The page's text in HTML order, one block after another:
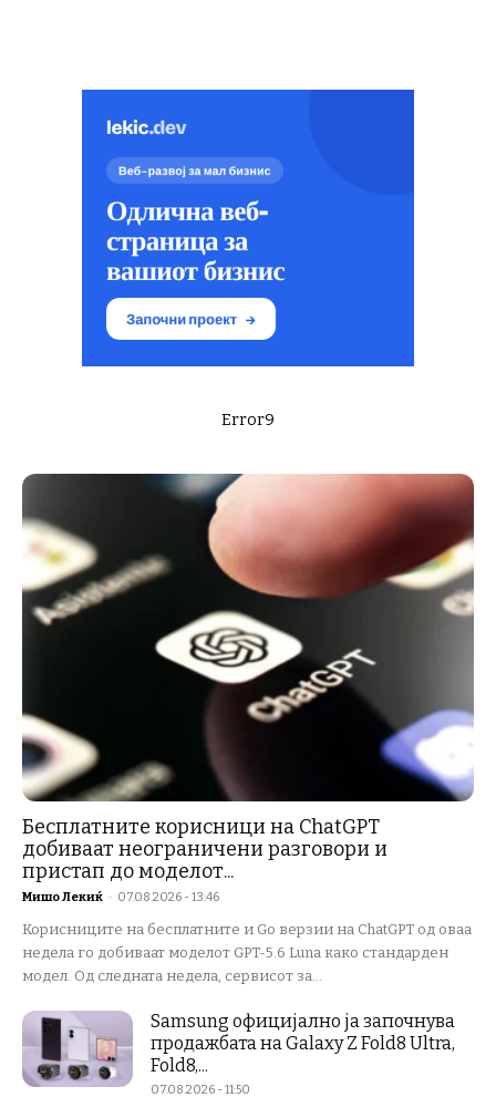
Error9
Бесплатните корисници на ChatGPT
добиваат неограничени разговори и
пристап до моделот...
Мишо Лекиќ - 07.08.2026 - 13:46
Корисниците на бесплатните и Go верзии на ChatGPT од оваа
недела го добиваат моделот GPT-5.6 Luna како стандарден
модел. Од следната недела, сервисот за...
Samsung официјално ја започнува
продажбата на Galaxy Z Fold8 Ultra,
Fold8,...
07.08.2026 - 11:50